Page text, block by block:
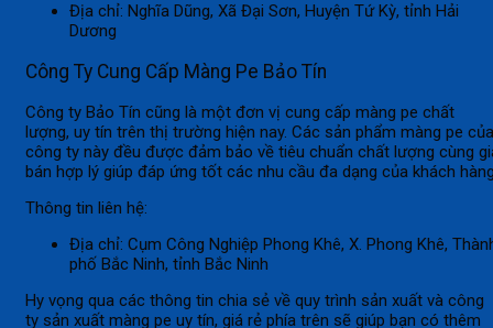
Địa chỉ: Nghĩa Dũng, Xã Đại Sơn, Huyện Tứ Kỳ, tỉnh Hải
Dương
Công Ty Cung Cấp Màng Pe Bảo Tín
Công ty Bảo Tín cũng là một đơn vị cung cấp màng pe chất
lượng, uy tín trên thị trường hiện nay. Các sản phẩm màng pe của
công ty này đều được đảm bảo về tiêu chuẩn chất lượng cùng
bán hợp lý giúp đáp ứng tốt các nhu cầu đa dạng của khách
Thông tin liên hệ:
Địa chỉ: Cụm Công Nghiệp Phong Khê, X. Phong Khê,
phố Bắc Ninh, tỉnh Bắc Ninh
Hy vọng qua các thông tin chia sẻ về quy trình sản xuất và công
ty sản xuất màng pe uy tín, giá rẻ phía trên sẽ giúp bạn có thêm